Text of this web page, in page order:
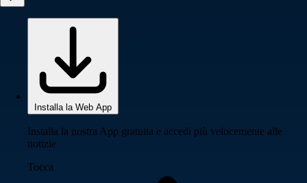
Installa la Web App
Installa la nostra App gratuita e accedi più velocemente alle
notizie
Tocca